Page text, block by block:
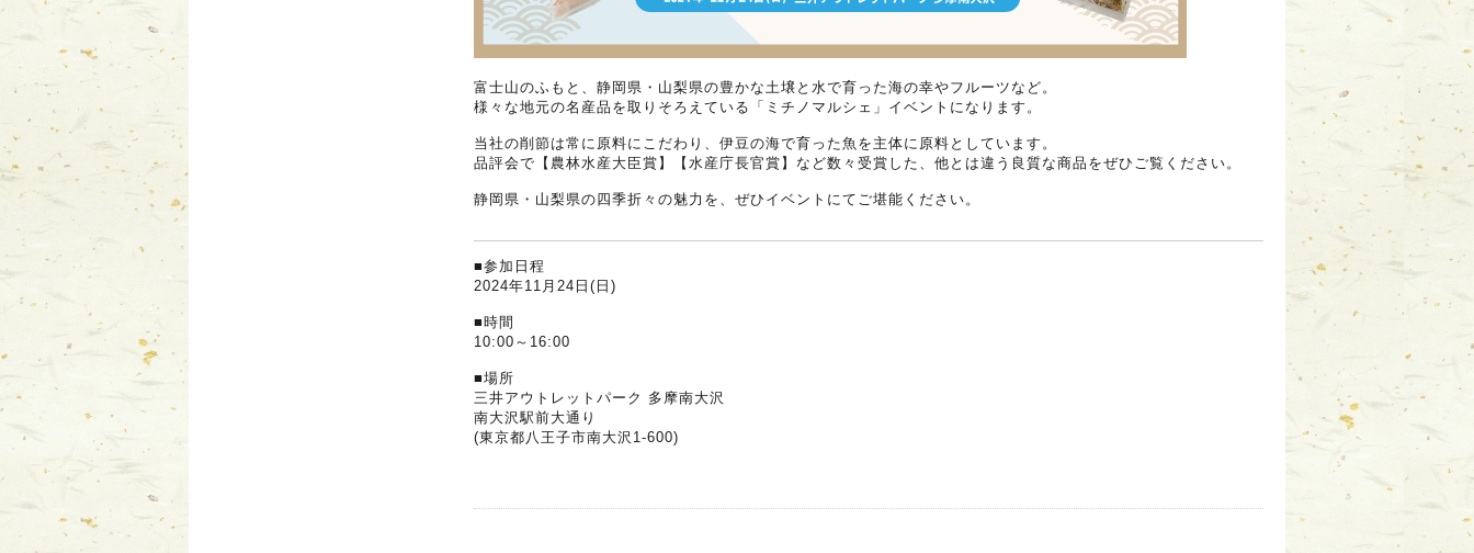
富士山のふもと、静岡県・山梨県の豊かな土壌と水で育った海の幸やフルーツなど。
様々な地元の名産品を取りそろえている「ミチノマルシェ」イベントになります。
当社の削節は常に原料にこだわり、伊豆の海で育った魚を主体に原料としています。
品評会で【農林水産大臣賞】【水産庁長官賞】など数々受賞した、他とは違う良質な商品をぜひご覧ください。
静岡県・山梨県の四季折々の魅力を、ぜひイベントにてご堪能ください。
■参加日程
2024年11月24日(日)
■時間
10:00～16:00
■場所
三井アウトレットパーク 多摩南大沢
南大沢駅前大通り
(東京都八王子市南大沢1-600)